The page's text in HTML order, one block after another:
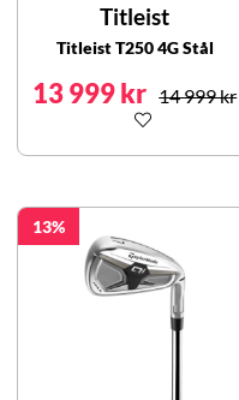
Titleist
Titleist T250 4G Stål
13 999 kr 14 999 kr
13